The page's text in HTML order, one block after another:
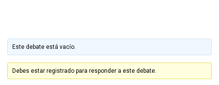
Este debate está vacío.
Debes estar registrado para responder a este debate.